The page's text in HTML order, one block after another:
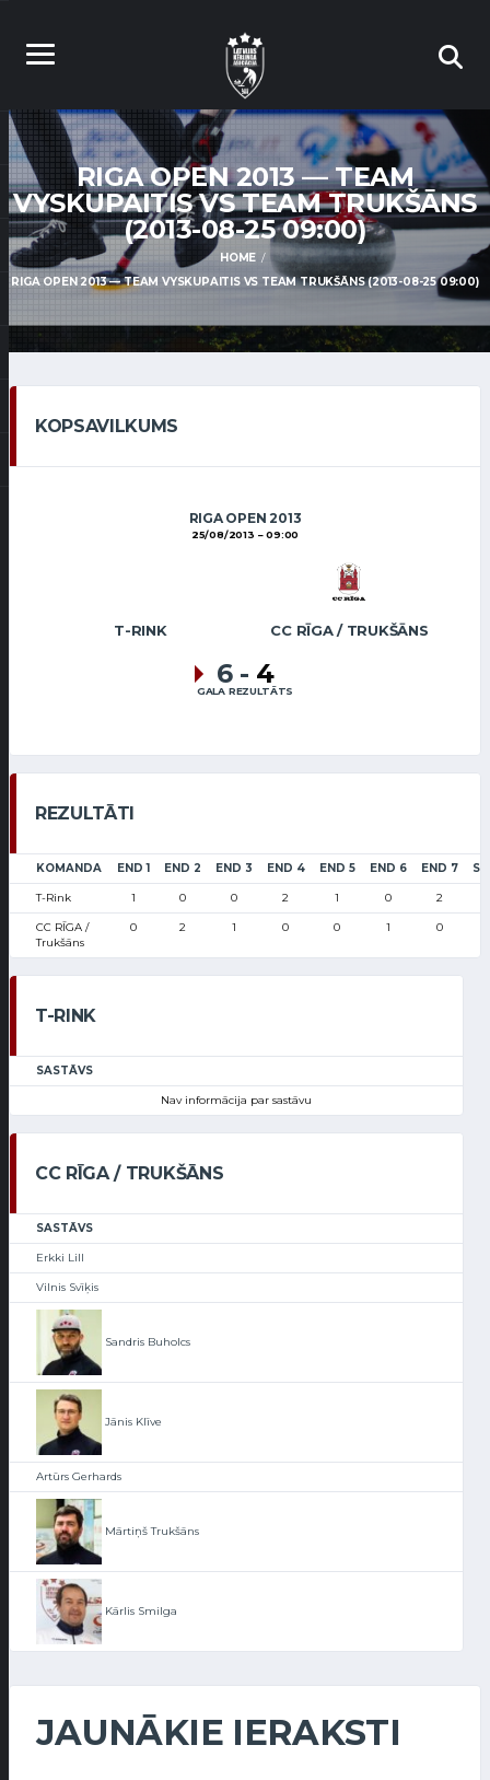
RIGA OPEN 2013 — TEAM
VYSKUPAITIS VS TEAM TRUKŠĀNS
(2013-08-25 09:00)
HOME
RIGA OPEN 2013 — TEAM VYSKUPAITIS VS TEAM TRUKŠĀNS (2013-08-25 09:00)
KOPSAVILKUMS
RIGA OPEN 2013
25/08/2013 09:00
T-RINK CC RĪGA / TRUKŠĀNS
6 - 4
GALA REZULTĀTS
REZULTĀTI
KOMANDA END 1 END 2 END 3 END 4 END 5 END 6 END 7
T-Rink 1 0 0 2 1 0 2
CC RĪGA /
Trukšāns
0 2 1 0 0 1 0
T-RINK
SASTĀVS
Nav informācija par sastāvu
CC RĪGA / TRUKŠĀNS
SASTĀVS
Erkki Lill
Vilnis Svīķis
Sandris Buholcs
Jānis Klīve
Artūrs Gerhards
Mārtiņš Trukšāns
Kārlis Smilga
JAUNĀKIE IERAKSTI